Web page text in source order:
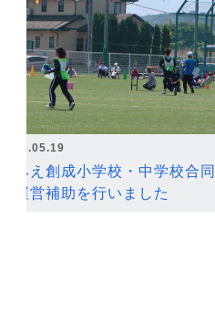
2026.05.19
なみえ創成小学校・中学校合
の運営補助を行いました